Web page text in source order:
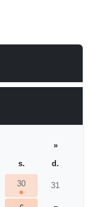
»
s. d.
30 31